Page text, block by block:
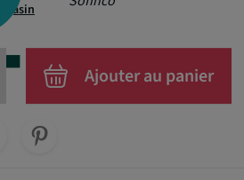
Ajouter au panier